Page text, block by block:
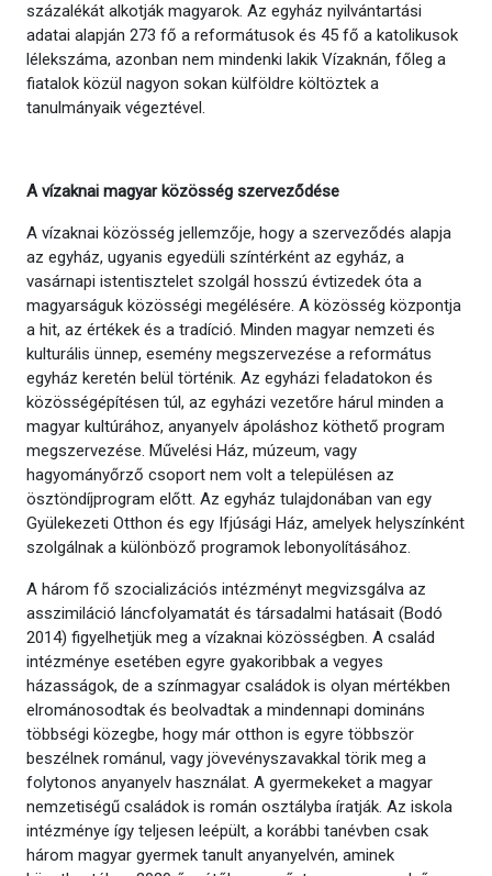
százalékát alkotják magyarok. Az egyház nyilvántartási
adatai alapján 273 fő a reformátusok és 45 fő a katolikusok
lélekszáma, azonban nem mindenki lakik Vízaknán, főleg a
fiatalok közül nagyon sokan külföldre költöztek a
tanulmányaik végeztével.
A vízaknai magyar közösség szerveződése
A vízaknai közösség jellemzője, hogy a szerveződés alapja
az egyház, ugyanis egyedüli színtérként az egyház, a
vasárnapi istentisztelet szolgál hosszú évtizedek óta a
magyarságuk közösségi megélésére. A közösség központja
a hit, az értékek és a tradíció. Minden magyar nemzeti és
kulturális ünnep, esemény megszervezése a református
egyház keretén belül történik. Az egyházi feladatokon és
közösségépítésen túl, az egyházi vezetőre hárul minden a
magyar kultúrához, anyanyelv ápoláshoz köthető program
megszervezése. Művelési Ház, múzeum, vagy
hagyományőrző csoport nem volt a településen az
ösztöndíjprogram előtt. Az egyház tulajdonában van egy
Gyülekezeti Otthon és egy Ifjúsági Ház, amelyek helyszínként
szolgálnak a különböző programok lebonyolításához.
A három fő szocializációs intézményt megvizsgálva az
asszimiláció láncfolyamatát és társadalmi hatásait (Bodó
2014) figyelhetjük meg a vízaknai közösségben. A család
intézménye esetében egyre gyakoribbak a vegyes
házasságok, de a színmagyar családok is olyan mértékben
elrománosodtak és beolvadtak a mindennapi domináns
többségi közegbe, hogy már otthon is egyre többször
beszélnek románul, vagy jövevényszavakkal törik meg a
folytonos anyanyelv használat. A gyermekeket a magyar
nemzetiségű családok is román osztályba íratják. Az iskola
intézménye így teljesen leépült, a korábbi tanévben csak
három magyar gyermek tanult anyanyelvén, aminek